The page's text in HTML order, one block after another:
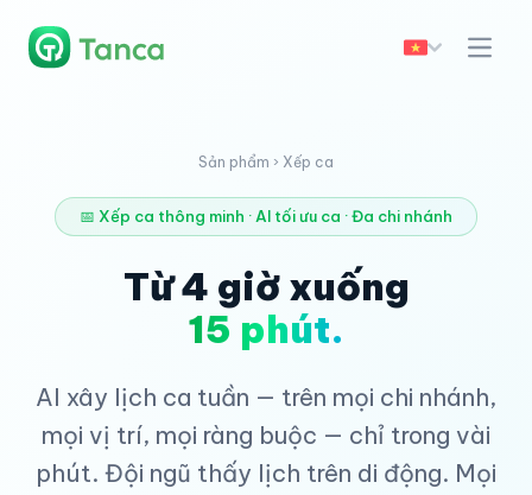
Sản phẩm › Xếp ca
📅 Xếp ca thông minh · AI tối ưu ca · Đa chi nhánh
Từ 4 giờ xuống
15 phút.
AI xây lịch ca tuần — trên mọi chi nhánh,
mọi vị trí, mọi ràng buộc — chỉ trong vài
phút. Đội ngũ thấy lịch trên di động. Mọi